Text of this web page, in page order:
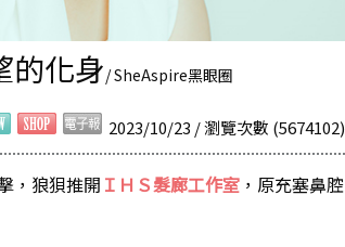
的化身/ SheAspire黑眼圈
2023/10/23 / 瀏覽次數 (5674102)
，狼狽推開 ＩＨＳ髮廊工作室 ，原充塞鼻腔